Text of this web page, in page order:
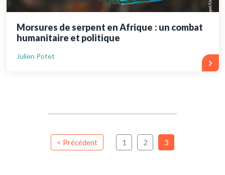
Morsures de serpent en Afrique : un combat
humanitaire et politique
Julien Potet
< Précédent 1 2 3